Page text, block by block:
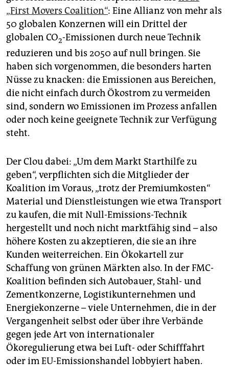
„First Movers Coalition“: Eine Allianz von mehr als
50 globalen Konzernen will ein Drittel der
globalen CO2-Emissionen durch neue Technik
reduzieren und bis 2050 auf null bringen. Sie
haben sich vorgenommen, die besonders harten
Nüsse zu knacken: die Emissionen aus Bereichen,
die nicht einfach durch Ökostrom zu vermeiden
sind, sondern wo Emissionen im Prozess anfallen
oder noch keine geeignete Technik zur Verfügung
steht.
Der Clou dabei: „Um dem Markt Starthilfe zu
geben“, verpflichten sich die Mitglieder der
Koalition im Voraus, „trotz der Premiumkosten“
Material und Dienstleistungen wie etwa Transport
zu kaufen, die mit Null-Emissions-Technik
hergestellt und noch nicht marktfähig sind – also
höhere Kosten zu akzeptieren, die sie an ihre
Kunden weiterreichen. Ein Ökokartell zur
Schaffung von grünen Märkten also. In der FMC-
Koalition befinden sich Autobauer, Stahl- und
Zementkonzerne, Logistikunternehmen und
Energiekonzerne – viele Unternehmen, die in der
Vergangenheit selbst oder über ihre Verbände
gegen jede Art von internationaler
Ökoregulierung etwa bei Luft- oder Schifffahrt
oder im EU-Emissionshandel lobbyiert haben.